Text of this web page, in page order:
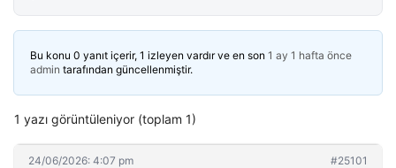
Bu konu 0 yanıt içerir, 1 izleyen vardır ve en son 1 ay 1 hafta önce
admin tarafından güncellenmiştir.
1 yazı görüntüleniyor (toplam 1)
24/06/2026: 4:07 pm #25101